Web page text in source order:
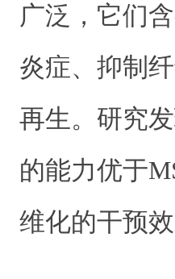
广泛，它们
炎症、抑制
再生。研究
的能力优于
维化的干预